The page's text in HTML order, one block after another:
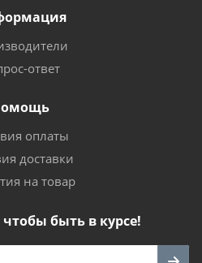
ответ
оплаты
доставки
на товар
быть в курсе!